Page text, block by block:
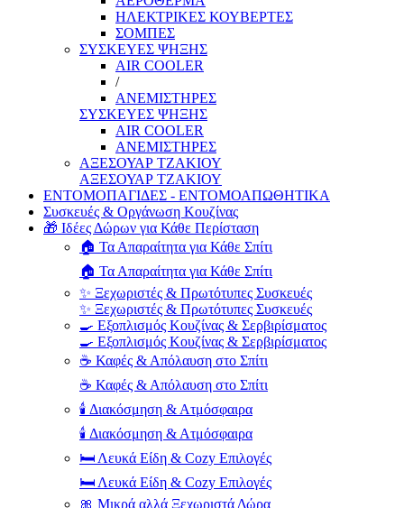
ΗΛΕΚΤΡΙΚΕΣ ΚΟΥΒΕΡΤΕΣ
ΣΟΜΠΕΣ
ΣΥΣΚΕΥΕΣ ΨΗΞΗΣ
AIR COOLER
/
ΑΝΕΜΙΣΤΗΡΕΣ
ΣΥΣΚΕΥΕΣ ΨΗΞΗΣ
AIR COOLER
ΑΝΕΜΙΣΤΗΡΕΣ
ΑΞΕΣΟΥΑΡ ΤΖΑΚΙΟΥ
ΑΞΕΣΟΥΑΡ ΤΖΑΚΙΟΥ
ΕΝΤΟΜΟΠΑΓΙΔΕΣ - ΕΝΤΟΜΟΑΠΩΘΗΤΙΚΑ
Συσκευές & Οργάνωση Κουζίνας
🎁 Ιδέες Δώρων για Κάθε Περίσταση
🏠 Τα Απαραίτητα για Κάθε Σπίτι
🏠 Τα Απαραίτητα για Κάθε Σπίτι
✨ Ξεχωριστές & Πρωτότυπες Συσκευές
✨ Ξεχωριστές & Πρωτότυπες Συσκευές
🍳 Εξοπλισμός Κουζίνας & Σερβιρίσματος
🍳 Εξοπλισμός Κουζίνας & Σερβιρίσματος
☕ Καφές & Απόλαυση στο Σπίτι
☕ Καφές & Απόλαυση στο Σπίτι
🕯️ Διακόσμηση & Ατμόσφαιρα
🕯️ Διακόσμηση & Ατμόσφαιρα
🛏️ Λευκά Είδη & Cozy Επιλογές
🛏️ Λευκά Είδη & Cozy Επιλογές
🎀 Μικρά αλλά Ξεχωριστά Δώρα